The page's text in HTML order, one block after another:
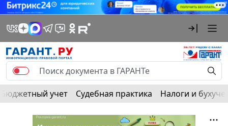
Бюджетный учет Судебная практика Налоги и